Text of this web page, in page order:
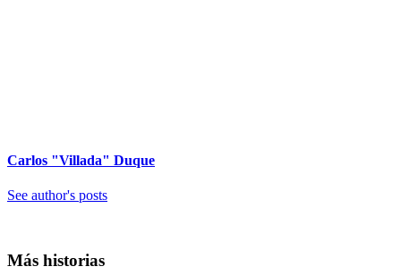
Carlos "Villada" Duque
See author's posts
Más historias